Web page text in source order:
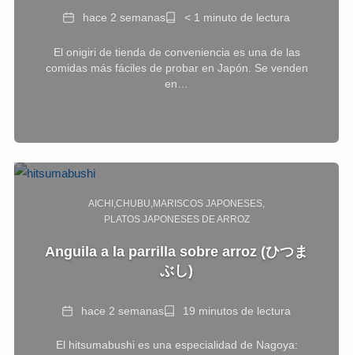
Fechahace 2 semanasTiempo
lectura
< 1 minuto de lectura
El onigiri de tienda de conveniencia es una de las
comidas más fáciles de probar en Japón. Se venden
en…
AICHI CHUBU MARISCOS JAPONESES
PLATOS JAPONESES DE ARROZ
Anguila a la parrilla sobre arroz (ひつま
ぶし)
Fechahace 2 semanasTiempo19 minutos de lectura
El hitsumabushi es una especialidad de Nagoya: